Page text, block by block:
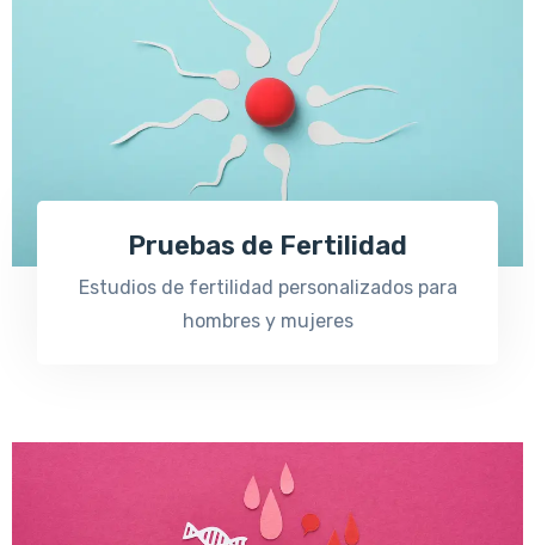
Pruebas de Fertilidad
Estudios de fertilidad personalizados para
hombres y mujeres